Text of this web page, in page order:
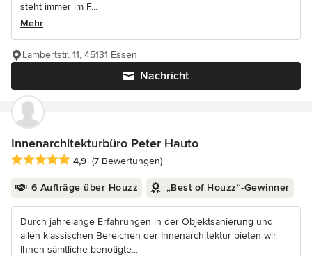
steht immer im F...
Mehr
Nachricht
Lambertstr. 11, 45131 Essen
Innenarchitekturbüro Peter Hauto
Durchschnittliche Bewertung: 4.9 von 5 Sternen
4,9 (7 Bewertungen)
6 Aufträge über Houzz „Best of Houzz“-Gewinner
Durch jahrelange Erfahrungen in der Objektsanierung und
allen klassischen Bereichen der Innenarchitektur bieten wir
Ihnen sämtliche benötigte...